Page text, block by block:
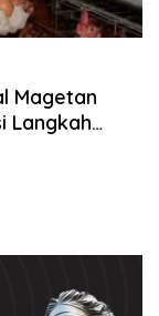
Magetan
Langkah